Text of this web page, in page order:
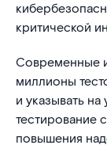
критической
Современные
миллионы
и указывать
тестирование
повышения